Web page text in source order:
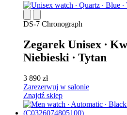
DS-7 Chronograph
Zegarek Unisex ∙
Niebieski ∙ Tytan
3 890 zł
Zarezerwuj w salonie
Znajdź sklep